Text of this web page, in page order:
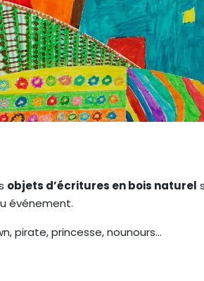
objets d’écritures en bois naturel
événement.
pirate, princesse, nounours…